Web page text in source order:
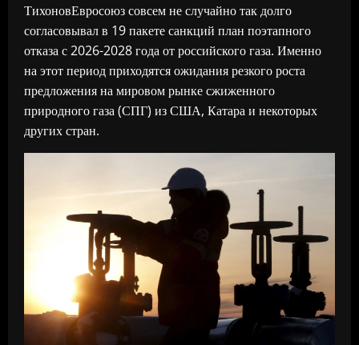
ТихоновЕвросоюз совсем не случайно так долго
согласовывал в 19 пакете санкций план поэтапного
отказа с 2026-2028 года от российского газа. Именно
на этот период приходятся ожидания резкого роста
предложения на мировом рынке сжиженного
природного газа (СПГ) из США, Катара и некоторых
других стран.